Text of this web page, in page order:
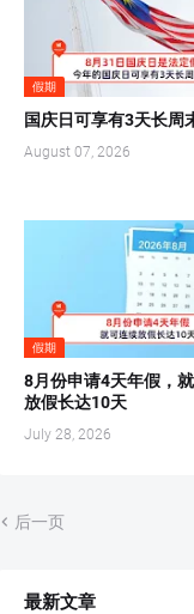
假期
国庆日可享有3天长周
August 07, 2026
假期
8月份申请4天年假，
放假长达10天
July 28, 2026
后一页
最新文章